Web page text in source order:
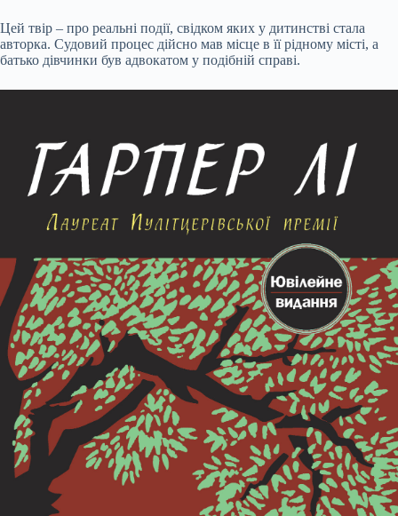
Цей твір – про реальні події, свідком яких у дитинстві стала
авторка. Судовий процес дійсно мав місце в її рідному місті, а
батько дівчинки був адвокатом у подібній справі.